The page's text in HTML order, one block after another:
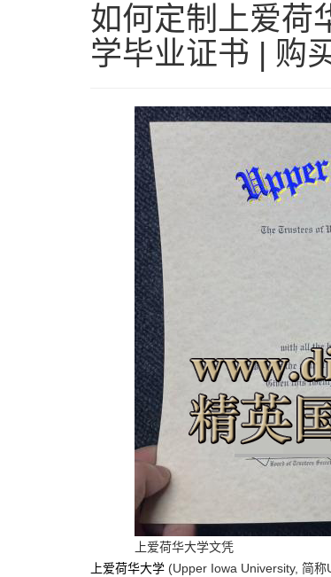
如何定制上爱荷
学毕业证书 | 购
上爱荷华大学文凭
上爱荷华大学 (Upper Iowa University, 简称